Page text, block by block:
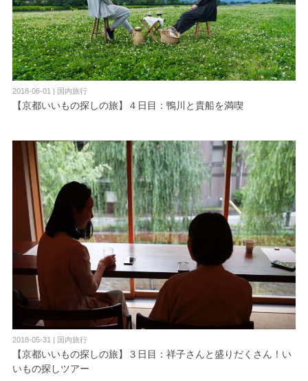
2018-06-01 | 国内旅行
【京都いいもの探しの旅】４日目：鴨川と貴船を満喫
2018-05-31 | 国内旅行
【京都いいもの探しの旅】３日目：祥子さんと盛りだくさん！い
いもの探しツアー